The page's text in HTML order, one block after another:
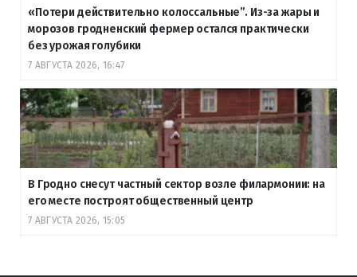
«Потери действительно колоссальные”. Из-за жары и
морозов гродненский фермер остался практически
без урожая голубики
7 АВГУСТА 2026, 16:47
В Гродно снесут частный сектор возле филармонии: на
его месте построят общественный центр
7 АВГУСТА 2026, 15:05